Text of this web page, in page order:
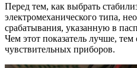
Перед тем, как выбрать
электромеханического типа,
срабатывания, указанную в
Чем этот показатель лучше,
чувствительных приборов.